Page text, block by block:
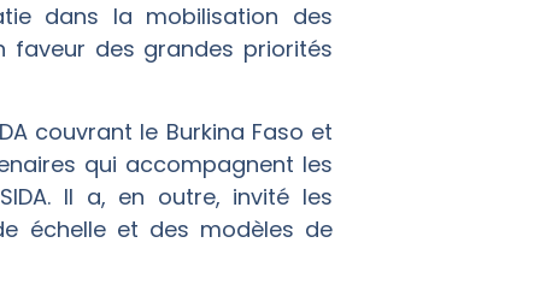
dans la mobilisation des
faveur des grandes priorités
couvrant le Burkina Faso et
qui accompagnent les
Il a, en outre, invité les
échelle et des modèles de